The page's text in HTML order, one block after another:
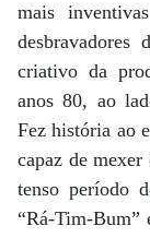
mais
criativo da
anos 80, ao
Fez história ao
capaz de
tenso período
“Rá-Tim-Bum”